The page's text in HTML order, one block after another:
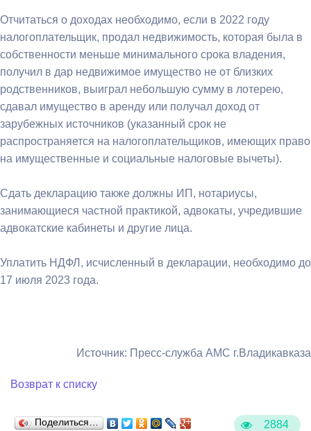
2884
Отчитаться о доходах необходимо, если в 2022 году
налогоплательщик, продал недвижимость, которая была в
собственности меньше минимального срока владения,
получил в дар недвижимое имущество не от близких
родственников, выиграл небольшую сумму в лотерею,
сдавал имущество в аренду или получал доход от
зарубежных источников (указанный срок не
распространяется на налогоплательщиков, имеющих право
на имущественные и социальные налоговые вычеты).
Сдать декларацию также должны ИП, нотариусы,
занимающиеся частной практикой, адвокаты, учредившие
адвокатские кабинеты и другие лица.
Уплатить НДФЛ, исчисленный в декларации, необходимо до
17 июля 2023 года.
Источник: Пресс-служба АМС г.Владикавказа
Возврат к списку
Поделиться…